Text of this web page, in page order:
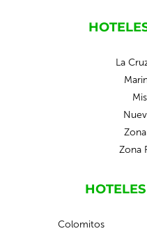
La
Zona
Colomitos